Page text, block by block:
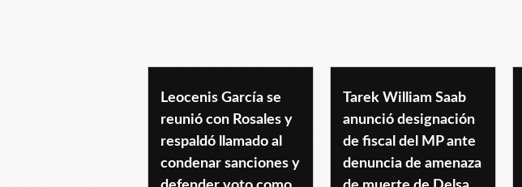
twitter
Leocenis García se
reunió con Rosales y
respaldó llamado al
condenar sanciones y
Tarek William Saab
anunció designación
de fiscal del MP ante
denuncia de amenaza